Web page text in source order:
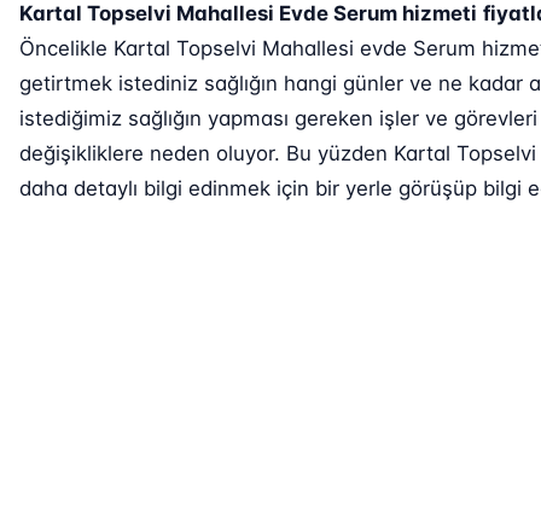
Kartal Topselvi Mahallesi Evde Serum hizmeti
Öncelikle Kartal Topselvi Mahallesi evde Serum
getirtmek istediniz sağlığın hangi günler ve ne kadar
istediğimiz sağlığın yapması gereken işler ve
değişikliklere neden oluyor. Bu yüzden Kartal
daha detaylı bilgi edinmek için bir yerle görüşüp bilgi